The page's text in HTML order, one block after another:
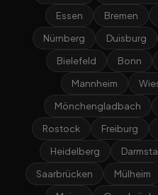
Essen
Bremen
Nürnberg
Duisburg
Bielefeld
Bonn
Mannheim
Mönchengladbach
Rostock
Freiburg
Heidelberg
Saarbrücken
Mülheim